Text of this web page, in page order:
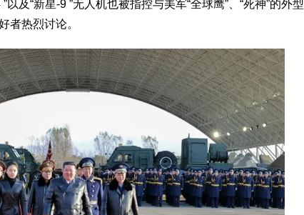
“新星-9 ”无人机也被指控与美军“全球鹰”、“死神”的外型
者热烈讨论。